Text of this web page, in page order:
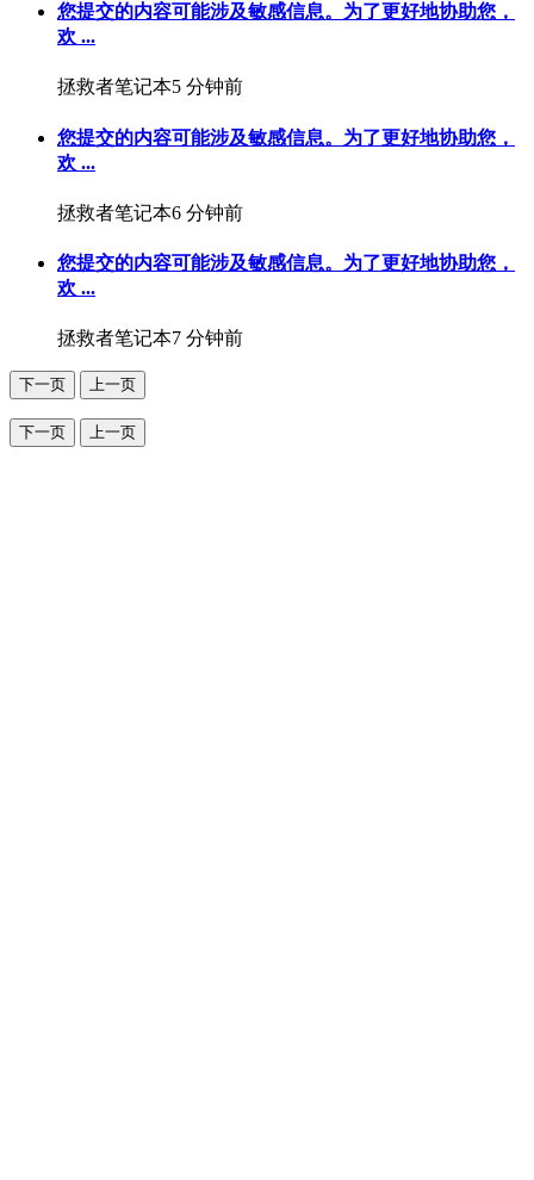
您提交的内容可能涉及敏感信息。为了更好地协助您，
欢 ...
拯救者笔记本5 分钟前
您提交的内容可能涉及敏感信息。为了更好地协助您，
欢 ...
拯救者笔记本6 分钟前
您提交的内容可能涉及敏感信息。为了更好地协助您，
欢 ...
拯救者笔记本7 分钟前
下一页 上一页
下一页 上一页